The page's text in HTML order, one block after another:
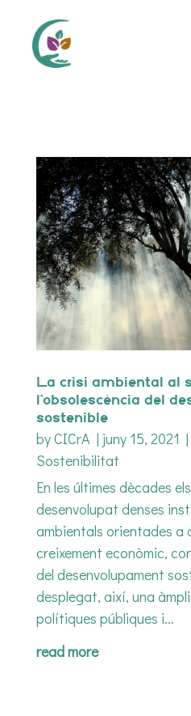
La crisi ambiental al
l’obsolescència del
sostenible
byCICrA| juny 15, 2021 |
Sostenibilitat
En les últimes dècades
desenvolupat denses
ambientals orientades a
creixement econòmic,
del desenvolupament
desplegat, així, una
polítiques públiques i...
read more